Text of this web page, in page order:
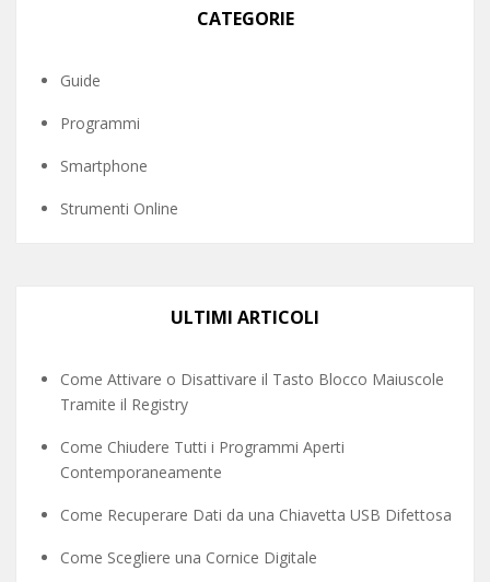
CATEGORIE
Guide
Programmi
Smartphone
Strumenti Online
ULTIMI ARTICOLI
Come Attivare o Disattivare il Tasto Blocco Maiuscole
Tramite il Registry
Come Chiudere Tutti i Programmi Aperti
Contemporaneamente
Come Recuperare Dati da una Chiavetta USB Difettosa
Come Scegliere una Cornice Digitale